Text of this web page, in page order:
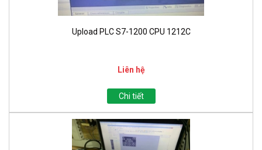
Upload PLC S7-1200 CPU 1212C
Liên hệ
Chi tiết